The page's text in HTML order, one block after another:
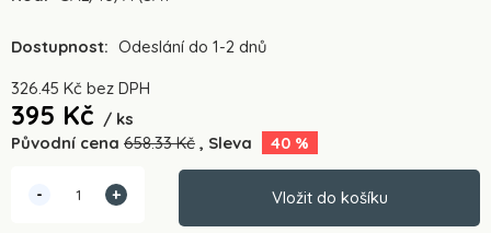
Dostupnost: Odeslání do 1-2 dnů
326.45 Kč bez DPH
395 Kč
ks
Původní cena 658.33Kč Sleva 40 %